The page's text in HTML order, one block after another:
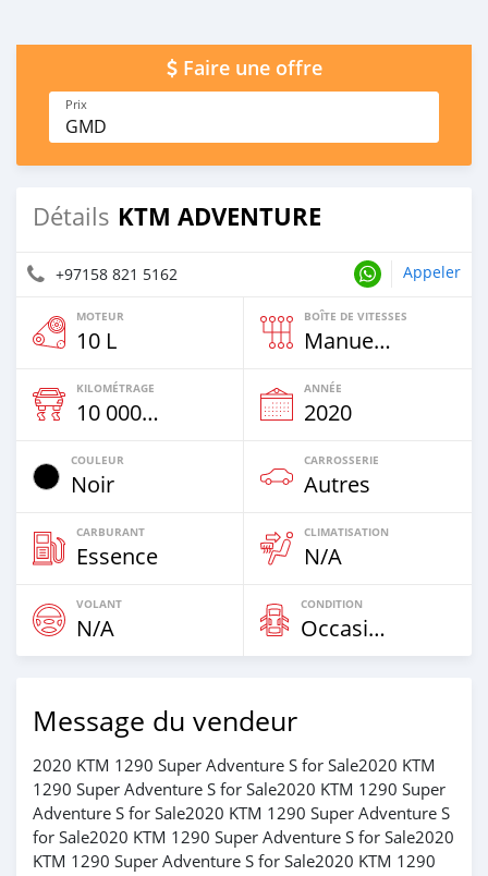
Faire une offre
Prix
GMD
Détails KTM ADVENTURE
+97158 821 5162 Appeler
MOTEUR
10 L
BOÎTE DE VITESSES
Manuelle
KILOMÉTRAGE
10 000 Km
ANNÉE
2020
COULEUR
Noir
CARROSSERIE
Autres
CARBURANT
Essence
CLIMATISATION
N/A
VOLANT
N/A
CONDITION
Occasion
Message du vendeur
2020 KTM 1290 Super Adventure S for Sale2020 KTM
1290 Super Adventure S for Sale2020 KTM 1290 Super
Adventure S for Sale2020 KTM 1290 Super Adventure S
for Sale2020 KTM 1290 Super Adventure S for Sale2020
KTM 1290 Super Adventure S for Sale2020 KTM 1290